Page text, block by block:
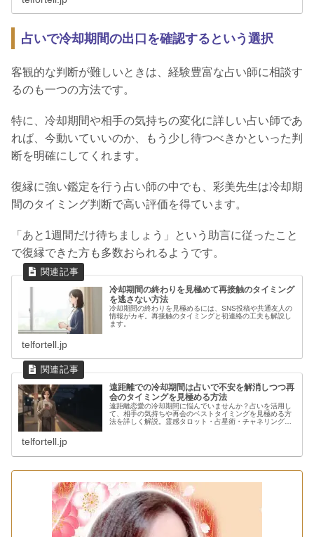
占いで冷却期間の出口を確認するという選択
客観的な判断が難しいときは、経験豊富な占い師に相談す
るのも一つの方法です。
特に、冷却期間や相手の気持ちの変化に詳しい占い師であ
れば、今動いていいのか、もう少し待つべきかといった判
断を明確にしてくれます。
復縁に強い鑑定を行う占い師の中でも、彩美先生は冷却期
間のタイミング判断で高い評価を得ています。
「あと1週間だけ待ちましょう」という助言に従ったこと
で復縁できた方も多数おられるようです。
冷却期間の終わりを見極めて再接触のタイミング
を逃さない方法
冷却期間の終わりを見極めるには、SNS投稿や共通友人の
情報がカギ。再接触のタイミングと初連絡の工夫も解説し
ます。
telfortell.jp
遠距離での冷却期間は占いで不安を解消しつつ再
会のタイミングを見極める方法
遠距離恋愛の冷却期間に悩んでいませんか？占いを活用し
て、相手の気持ちや再会のベストタイミングを見極める方
法を詳しく解説。霊感タロット・占星術・チャネリングな
telfortell.jp